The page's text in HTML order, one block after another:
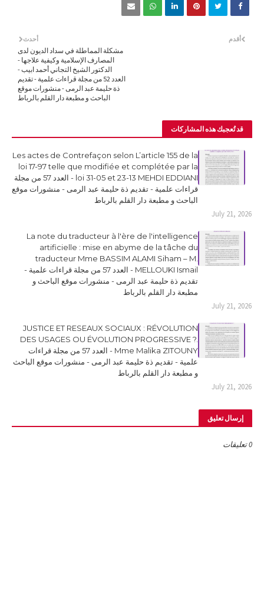
أحدث
مشكلة المماطلة في سداد الديون لدى
المصارف الإسلامية وكيفية علاجها -
الدكتور الشيخ التجاني أحمد ابيب -
العدد 52 من مجلة قراءات علمية - تقديم
ذة حليمة عبد الرمى - منشورات موقع
الباحث و مطبعة دار القلم بالرباط
أقدم
قد تُعجبك هذه المشاركات
Les actes de Contrefaçon selon L’article 155 de la
loi 17-97 telle que modifiée et complétée par la
loi 31-05 et 23-13 MEHDI EDDIANI - العدد 57 من مجلة
قراءات علمية - تقديم ذة حليمة عبد الرمى - منشورات موقع
الباحث و مطبعة دار القلم بالرباط
July 21, 2026
La note du traducteur à l'ère de l'intelligence
artificielle : mise en abyme de la tâche du
traducteur Mme BASSIM ALAMI Siham – M.
MELLOUKI Ismail - العدد 57 من مجلة قراءات علمية -
تقديم ذة حليمة عبد الرمى - منشورات موقع الباحث و
مطبعة دار القلم بالرباط
July 21, 2026
JUSTICE ET RESEAUX SOCIAUX : RÉVOLUTION
DES USAGES OU ÉVOLUTION PROGRESSIVE ?.
Mme Malika ZITOUNY - العدد 57 من مجلة قراءات
علمية - تقديم ذة حليمة عبد الرمى - منشورات موقع الباحث
و مطبعة دار القلم بالرباط
July 21, 2026
إرسال تعليق
0 تعليقات